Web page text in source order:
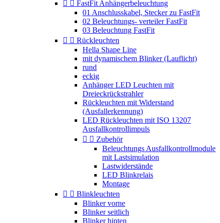
  FastFit Anhängerbeleuchtung
01 Anschlusskabel, Stecker zu FastFit
02 Beleuchtungs- verteiler FastFit
03 Beleuchtung FastFit
  Rückleuchten
Hella Shape Line
mit dynamischem Blinker (Lauflicht)
rund
eckig
Anhänger LED Leuchten mit
Dreieckrückstrahler
Rückleuchten mit Widerstand
(Ausfallerkennung)
LED Rückleuchten mit ISO 13207
Ausfallkontrollimpuls
  Zubehör
Beleuchtungs Ausfallkontrollmodule
mit Lastsimulation
Lastwiderstände
LED Blinkrelais
Montage
  Blinkleuchten
Blinker vorne
Blinker seitlich
Blinker hinten